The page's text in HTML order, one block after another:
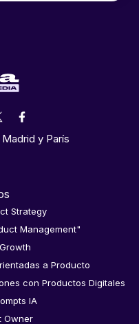
y París
Strategy
Management"
a Producto
con Productos Digitales
IA
Owner